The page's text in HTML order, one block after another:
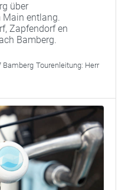
über
Main entlang.
Zapfendorf en
Bamberg.
Bamberg Tourenleitung: Herr